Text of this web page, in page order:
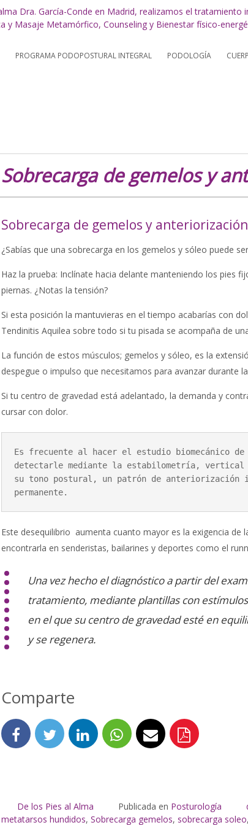
PROGRAMA PODOPOSTURAL INTEGRAL PODOLOGÍA
Sobrecarga de gemelos y
Sobrecarga de gemelos y
¿Sabías que una sobrecarga en los gemelos y sóleo puede
Haz la prueba: Inclínate hacia delante manteniendo los pies
piernas. ¿Notas la tensión?
Si esta posición la mantuvieras en el tiempo acabarías con
Tendinitis Aquilea sobre todo si tu pisada se acompaña de
La función de estos músculos; gemelos y sóleo, es la
despegue o impulso que necesitamos para avanzar durante
Si tu centro de gravedad está adelantado, la demanda y
cursar con dolor.
Es frecuente al hacer el estudio biomecánico
detectarle mediante la estabilometría, vertical
su tono postural, un patrón de anteriorización
permanente.
Este desequilibrio aumenta cuanto mayor es la exigencia de
encontrarla en senderistas, bailarines y deportes como el
Una vez hecho el diagnóstico a partir del
tratamiento, mediante plantillas con
en el que su centro de gravedad esté en
y se regenera.
Comparte
De los Pies al Alma Publicada en Posturología
metatarsos hundidos, Sobrecarga gemelos, sobrecarga soleo